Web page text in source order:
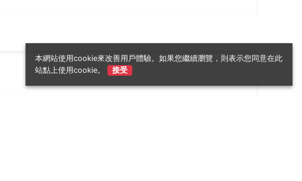
本網站使用cookie來改善用戶體驗。如果您繼續瀏覽，則表示您同意在此
站點上使用cookie。
接受